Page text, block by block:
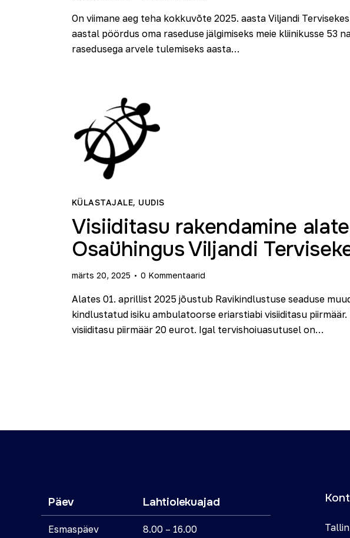
On viimane aeg teha kokkuvõte 2025. aasta Viljandi
aastal pöördus oma raseduse jälgimiseks meie kliinikusse 53
rasedusega arvele tulemiseks aasta…
KÜLASTAJALE, UUDIS
Visiiditasu rakendamine
Osaühingus Viljandi
märts 20, 2025 0 Kommentaarid
Alates 01. aprillist 2025 jõustub Ravikindlustuse seaduse
kindlustatud isiku ambulatoorse eriarstiabi visiiditasu
visiiditasu piirmäär 20 eurot. Igal tervishoiuasutusel on…
Päev Lahtiolekuajad
Esmaspäev 8.00 – 16.00